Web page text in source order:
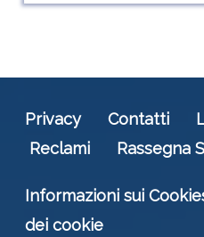
Privacy Contatti
Reclami
Rassegna
Informazioni sui
dei cookie